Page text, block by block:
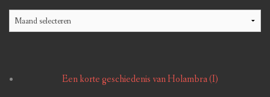
Blog
Een korte geschiedenis van Holambra (I)